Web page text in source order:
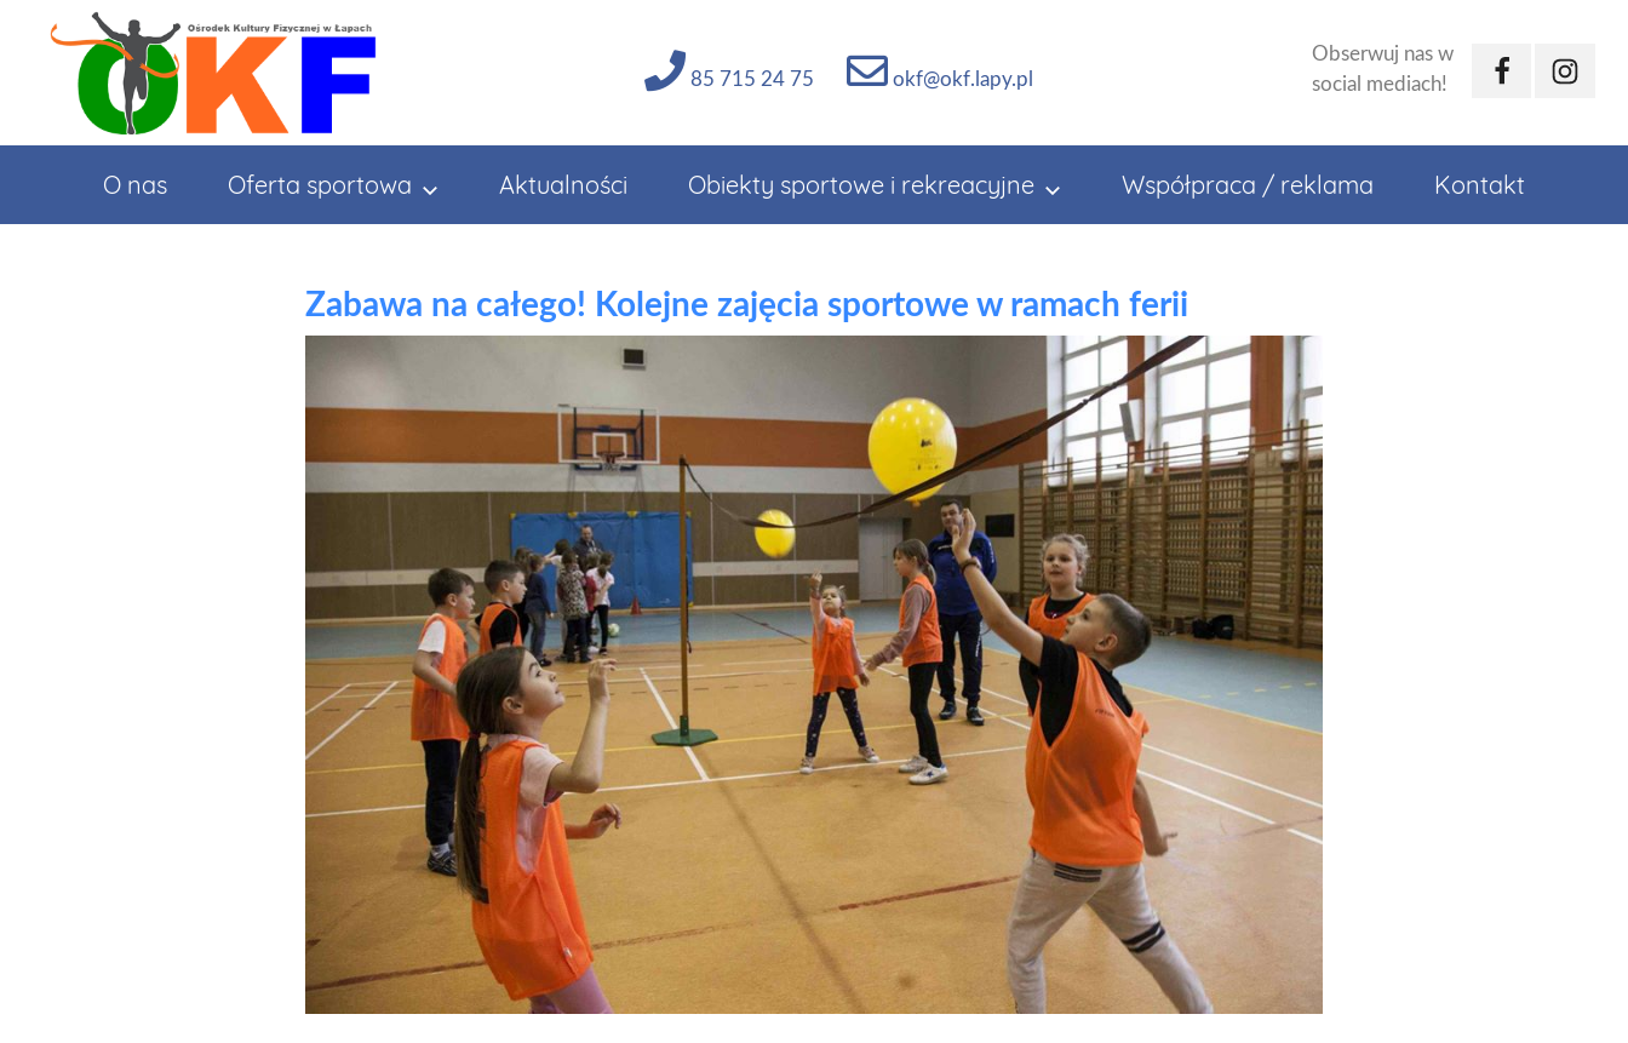
85 715 24 75 okf@okf.lapy.pl
Obserwuj nas w
social mediach!
Facebook
O nas Oferta sportowa Aktualności Obiekty sportowe i rekreacyjne Współpraca / reklama Kontakt
Zabawa na całego! Kolejne zajęcia sportowe w ramach ferii